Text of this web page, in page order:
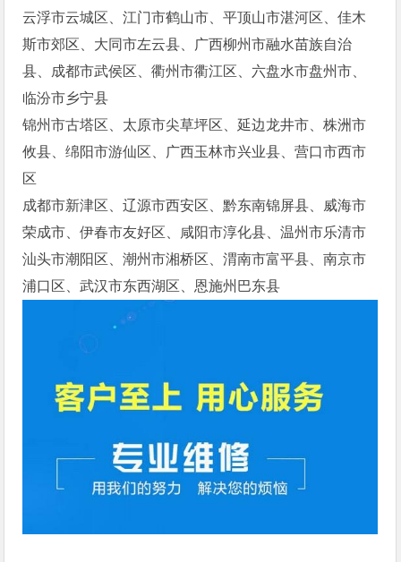
云浮市云城区、江门市鹤山市、平顶山市湛河区、佳木
斯市郊区、大同市左云县、广西柳州市融水苗族自治
县、成都市武侯区、衢州市衢江区、六盘水市盘州市、
临汾市乡宁县
锦州市古塔区、太原市尖草坪区、延边龙井市、株洲市
攸县、绵阳市游仙区、广西玉林市兴业县、营口市西市
区
成都市新津区、辽源市西安区、黔东南锦屏县、威海市
荣成市、伊春市友好区、咸阳市淳化县、温州市乐清市
汕头市潮阳区、潮州市湘桥区、渭南市富平县、南京市
浦口区、武汉市东西湖区、恩施州巴东县